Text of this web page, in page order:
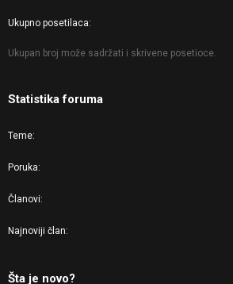
Ukupno posetilaca
Ukupan broj može sadržati i skrivene posetioce.
Statistika foruma
Teme
Poruka
Članovi
Najnoviji član
Šta je novo?